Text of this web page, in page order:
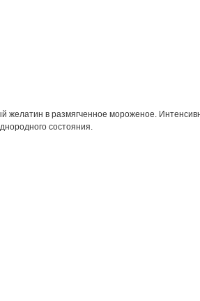
желатин в размягченное мороженое.
состояния.